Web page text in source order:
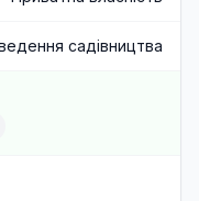
садівництва